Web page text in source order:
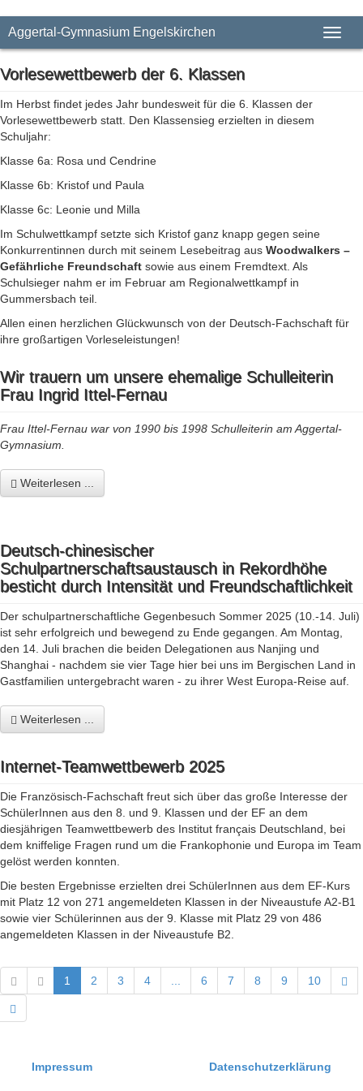
Aggertal-Gymnasium Engelskirchen
Vorlesewettbewerb der 6. Klassen
Im Herbst findet jedes Jahr bundesweit für die 6. Klassen der
Vorlesewettbewerb statt. Den Klassensieg erzielten in diesem
Schuljahr:
Klasse 6a: Rosa und Cendrine
Klasse 6b: Kristof und Paula
Klasse 6c: Leonie und Milla
Im Schulwettkampf setzte sich Kristof ganz knapp gegen seine
Konkurrentinnen durch mit seinem Lesebeitrag aus Woodwalkers –
Gefährliche Freundschaft sowie aus einem Fremdtext. Als
Schulsieger nahm er im Februar am Regionalwettkampf in
Gummersbach teil.
Allen einen herzlichen Glückwunsch von der Deutsch-Fachschaft für
ihre großartigen Vorleseleistungen!
Wir trauern um unsere ehemalige Schulleiterin
Frau Ingrid Ittel-Fernau
Frau Ittel-Fernau war von 1990 bis 1998 Schulleiterin am Aggertal-
Gymnasium.
Weiterlesen ...
Deutsch-chinesischer
Schulpartnerschaftsaustausch in Rekordhöhe
besticht durch Intensität und Freundschaftlichkeit
Der schulpartnerschaftliche Gegenbesuch Sommer 2025 (10.-14. Juli)
ist sehr erfolgreich und bewegend zu Ende gegangen. Am Montag,
den 14. Juli brachen die beiden Delegationen aus Nanjing und
Shanghai - nachdem sie vier Tage hier bei uns im Bergischen Land in
Gastfamilien untergebracht waren - zu ihrer West Europa-Reise auf.
Weiterlesen ...
Internet-Teamwettbewerb 2025
Die Französisch-Fachschaft freut sich über das große Interesse der
SchülerInnen aus den 8. und 9. Klassen und der EF an dem
diesjährigen Teamwettbewerb des Institut français Deutschland, bei
dem kniffelige Fragen rund um die Frankophonie und Europa im Team
gelöst werden konnten.
Die besten Ergebnisse erzielten drei SchülerInnen aus dem EF-Kurs
mit Platz 12 von 271 angemeldeten Klassen in der Niveaustufe A2-B1
sowie vier Schülerinnen aus der 9. Klasse mit Platz 29 von 486
angemeldeten Klassen in der Niveaustufe B2.
1 2 3 4 6 7 8 9 10
Impressum Datenschutzerklärung